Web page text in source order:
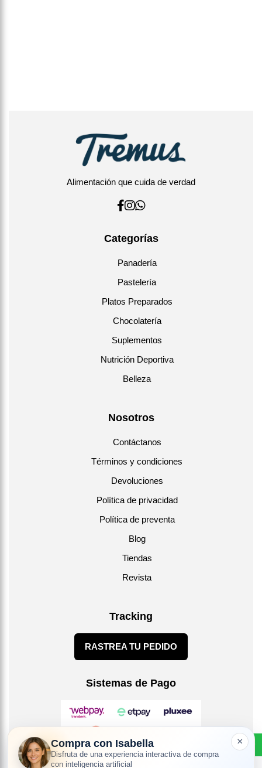
Alimentación que cuida de verdad
Categorías
Panadería
Pastelería
Platos Preparados
Chocolatería
Suplementos
Nutrición Deportiva
Belleza
Nosotros
Contáctanos
Términos y condiciones
Devoluciones
Política de privacidad
Política de preventa
Blog
Tiendas
Revista
Tracking
RASTREA TU PEDIDO
Sistemas de Pago